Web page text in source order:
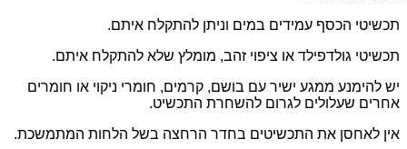
תכשיטי הכסף עמידים במים וניתן להתקלח איתם.
תכשיטי גולדפילד או ציפוי זהב, מומלץ שלא להתקלח איתם.
יש להימנע ממגע ישיר עם בושם, קרמים, חומרי ניקוי או חומרים
אחרים שעלולים לגרום להשחרת התכשיט.
אין לאחסן את התכשיטים בחדר הרחצה בשל הלחות המתמשכת.